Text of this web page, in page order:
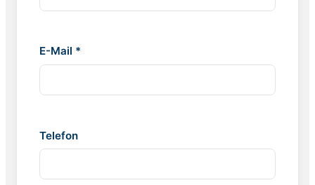
E-Mail *
Telefon